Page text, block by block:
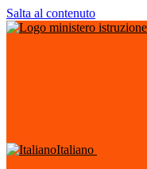
Salta al contenuto
Italiano